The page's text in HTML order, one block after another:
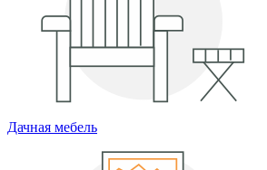
Дачная мебель